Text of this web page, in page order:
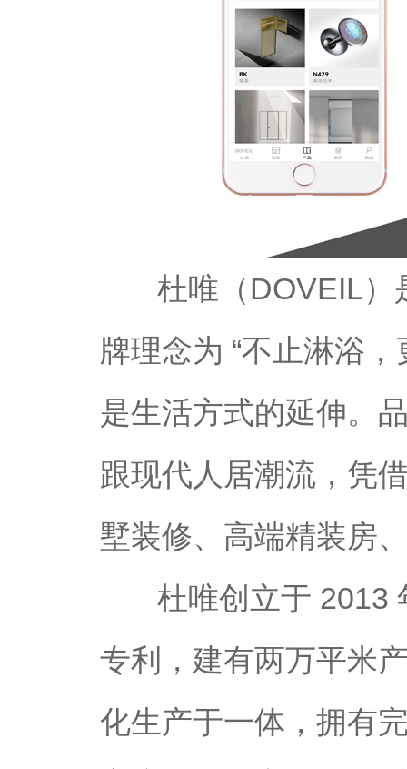
杜唯（DOVEIL）
牌理念为 “不止淋浴
是生活方式的延伸。
跟现代人居潮流，凭
墅装修、高端精装房
杜唯创立于 2013
专利，建有两万平米
化生产于一体，拥有